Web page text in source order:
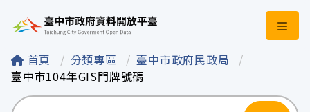
臺中市政府資料開
首頁 分類專區
臺中市政府民政局
臺中市104年GIS門牌號碼